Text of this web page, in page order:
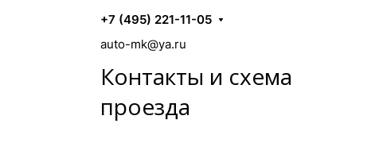
+7 (495) 221-11-05
auto-mk@ya.ru
Контакты и схема
проезда